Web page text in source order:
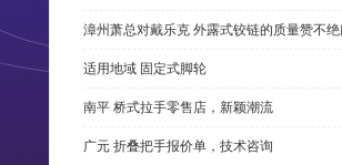
漳州萧总对戴乐克 外露式铰链的质量赞不
适用地域 固定式脚轮
南平 桥式拉手零售店，新颖潮流
广元 折叠把手报价单，技术咨询